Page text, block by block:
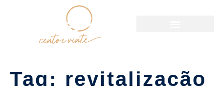
Tag: revitalização